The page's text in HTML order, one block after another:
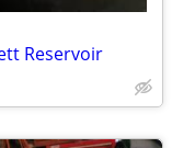
Reservoir